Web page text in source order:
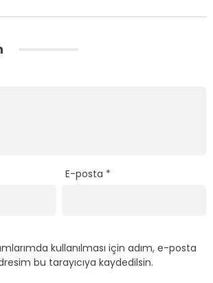
E-posta *
kullanılması için adım, e-posta
bu tarayıcıya kaydedilsin.